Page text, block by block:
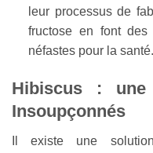
leur processus de
fructose en font des
néfastes pour la santé.
Hibiscus : une
Insoupçonnés
Il existe une